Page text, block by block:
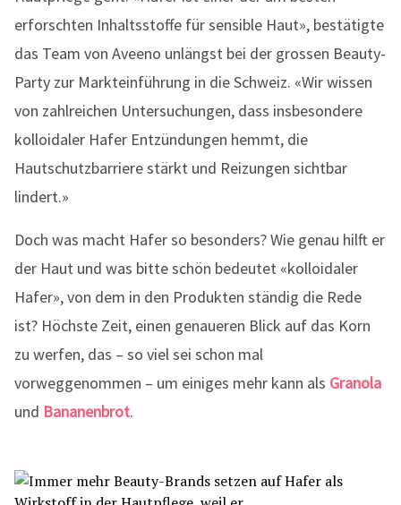
erforschten Inhaltsstoffe für sensible Haut», bestätigte
das Team von Aveeno unlängst bei der grossen Beauty-
Party zur Markteinführung in die Schweiz. «Wir wissen
von zahlreichen Untersuchungen, dass insbesondere
kolloidaler Hafer Entzündungen hemmt, die
Hautschutzbarriere stärkt und Reizungen sichtbar
lindert.»
Doch was macht Hafer so besonders? Wie genau hilft er
der Haut und was bitte schön bedeutet «kolloidaler
Hafer», von dem in den Produkten ständig die Rede
ist? Höchste Zeit, einen genaueren Blick auf das Korn
zu werfen, das – so viel sei schon mal
vorweggenommen – um einiges mehr kann als Granola
und Bananenbrot.